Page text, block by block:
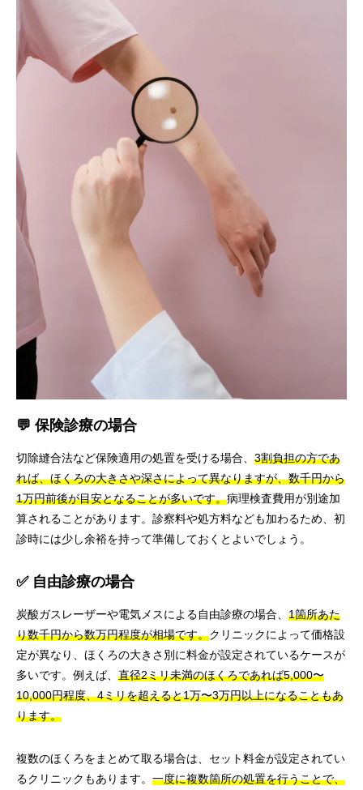
💬 保険診療の場合
切除縫合法など保険適用の処置を受ける場合、 3割負担の方であ
れば、ほくろの大きさや深さによって異なりますが、数千円から
1万円前後が目安となることが多いです。病理検査費用が別途加
算されることがあります。診察料や処方料なども加わるため、初
診時には少し余裕を持って準備しておくとよいでしょう。
✅ 自由診療の場合
炭酸ガスレーザーや電気メスによる自由診療の場合、 1箇所あた
り数千円から数万円程度が相場です。クリニックによって価格設
定が異なり、ほくろの大きさ別に料金が設定されているケースが
多いです。例えば、 直径2ミリ未満のほくろであれば5,000〜
10,000円程度、4ミリを超えると1万〜3万円以上になることもあ
ります。
複数のほくろをまとめて取る場合は、セット料金が設定されてい
るクリニックもあります。 一度に複数箇所の処置を行うことで、